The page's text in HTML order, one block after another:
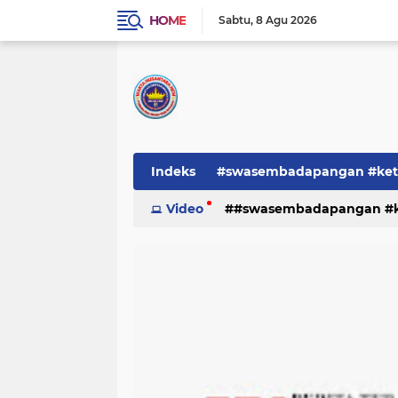
HOME Sabtu 8 Agu 2026
Indeks #swasembadapangan
Pemerintah PEMERINTAHAN
Video #swasembadapangan